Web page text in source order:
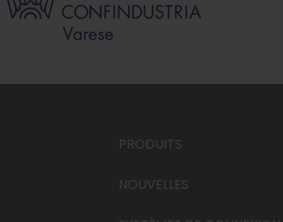
PRODUITS
NOUVELLES